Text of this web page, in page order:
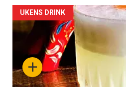
Forsiden
akkurat
nå
-
+
UKENS DRINK